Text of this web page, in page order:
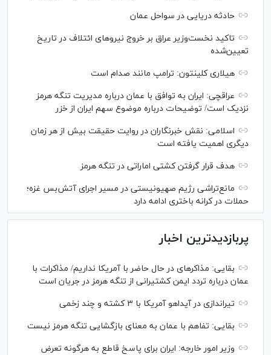
حادثه دریایی در سواحل عمان
تاکید نخست‌وزیر عراق بر خروج نیروهای ائتلاف در تاریخ
تعیین‌شده
هیلاری کلینتون: ترامپ مانند صدام است
عراقچی: ایران به توافق با عمان درباره مدیریت تنگه هرمز
نزدیک است/ توضیحات درباره موضوع سهم ایران از خزر
اسلامی: نقش خبرنگاران در روایت حقیقت بیش از هر زمان
دیگری اهمیت یافته است
هدف قرار گرفتن کشتی اماراتی در تنگه هرمز
مانع‌تراشی رژیم صهیونیستی در مسیر اجرای آتش‌بس غزه؛
حملات در کرانه باختری ادامه دارد
پربازدیدترین اخبار
بقایی: مذاکره‎ای در حال حاضر با آمریکا نداریم/ مذاکرات با
عمان درباره تردد ایمن کشتیرانی از تنگه هرمز در جریان است
تیراندازی در آیداهو آمریکا با ۳ کشته و چند زخمی
بقایی: تفاهم با عمان به معنای بازگشایی تنگه هرمز نیست
وزیر امور خارجه: ایران برای پاسخ قاطع به هرگونه تعرض